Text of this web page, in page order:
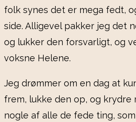
folk synes det er mega fedt,
side. Alligevel pakker jeg det
og lukker den forsvarligt, og
voksne Helene.
Jeg drømmer om en dag at
frem, lukke den op, og krydre
nogle af alle de fede ting,